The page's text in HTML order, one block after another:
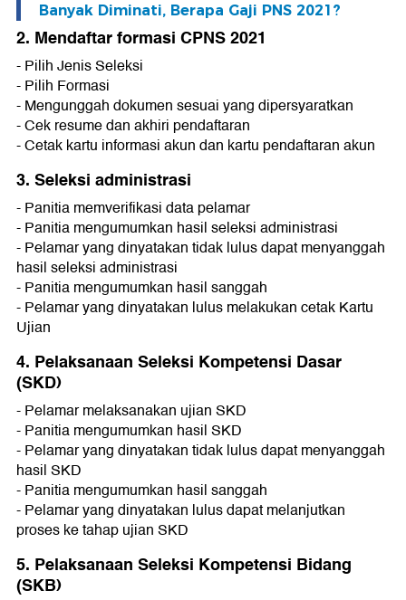
Banyak Diminati, Berapa Gaji PNS 2021?
2. Mendaftar formasi CPNS 2021
- Pilih Jenis Seleksi
- Pilih Formasi
- Mengunggah dokumen sesuai yang dipersyaratkan
- Cek resume dan akhiri pendaftaran
- Cetak kartu informasi akun dan kartu pendaftaran akun
3. Seleksi administrasi
- Panitia memverifikasi data pelamar
- Panitia mengumumkan hasil seleksi administrasi
- Pelamar yang dinyatakan tidak lulus dapat menyanggah
hasil seleksi administrasi
- Panitia mengumumkan hasil sanggah
- Pelamar yang dinyatakan lulus melakukan cetak Kartu
Ujian
4. Pelaksanaan Seleksi Kompetensi Dasar
(SKD)
- Pelamar melaksanakan ujian SKD
- Panitia mengumumkan hasil SKD
- Pelamar yang dinyatakan tidak lulus dapat menyanggah
hasil SKD
- Panitia mengumumkan hasil sanggah
- Pelamar yang dinyatakan lulus dapat melanjutkan
proses ke tahap ujian SKD
5. Pelaksanaan Seleksi Kompetensi Bidang
(SKB)